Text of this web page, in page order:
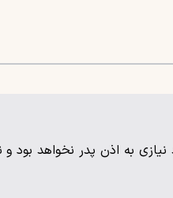
نیازی به اذن پدر نخواهد بود